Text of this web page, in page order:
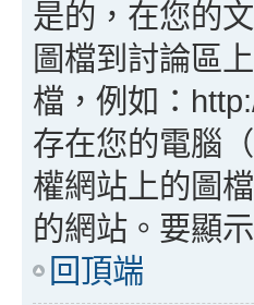
是的，在您的
圖檔到討論區
檔，例如：
存在您的電腦
權網站上的圖
的網站。要顯
回頂端